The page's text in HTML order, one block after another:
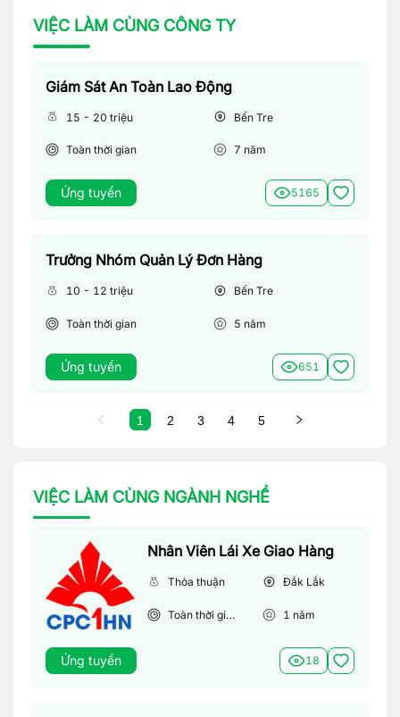
VIỆC LÀM CÙNG CÔNG TY
Giám Sát An Toàn Lao Động
15 - 20 triệu Bến Tre
Toàn thời gian 7 năm
Ứng tuyển 5165
Trưởng Nhóm Quản Lý Đơn Hàng
10 - 12 triệu Bến Tre
Toàn thời gian 5 năm
Ứng tuyển 651
1 2 3 4 5
VIỆC LÀM CÙNG NGÀNH NGHỀ
Nhân Viên Lái Xe Giao Hàng
Thỏa thuận Đắk Lắk
Toàn thời gian 1 năm
Ứng tuyển 18